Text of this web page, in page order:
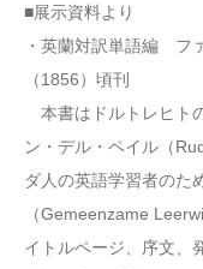
■展示資料より
・英蘭対訳単語編 フ
（1856）頃刊
本書はドルトレヒト
ン・デル・ペイル（
ダ人の英語学習者のた
（Gemeenzame
イトルページ、序文、